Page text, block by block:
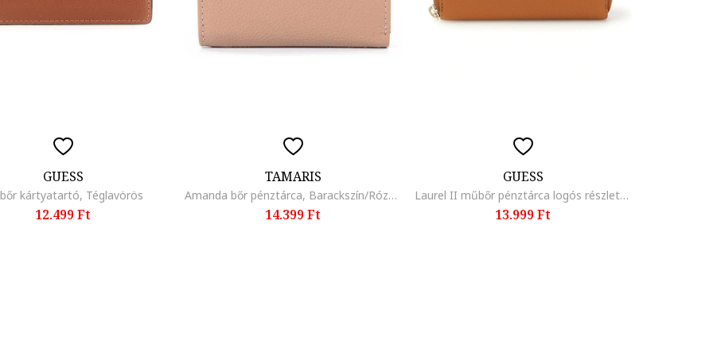
GUESS
kártyatartó, Téglavörös
12.499 Ft
TAMARIS
Amanda bőr pénztárca, Barackszín/Rózsaszín
14.399 Ft
GUESS
Laurel II műbőr pénztárca logós részlettel, Mandarinszín
13.999 Ft